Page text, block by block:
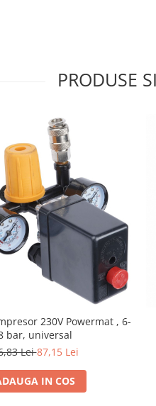
PRODUSE
230V Powermat , 6-
bar, universal
Lei87,15 Lei
IN COS